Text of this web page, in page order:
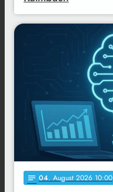
notes 04. August 2026 10:00